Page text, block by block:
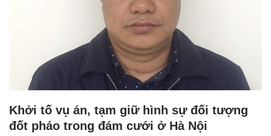
Khởi tố vụ án, tạm giữ hình sự đối tượng
đốt pháo trong đám cưới ở Hà Nội